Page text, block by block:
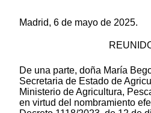
Madrid, 6 de mayo de 2025.
De una parte, doña María
Secretaria de Estado de
Ministerio de Agricultura,
en virtud del nombramiento